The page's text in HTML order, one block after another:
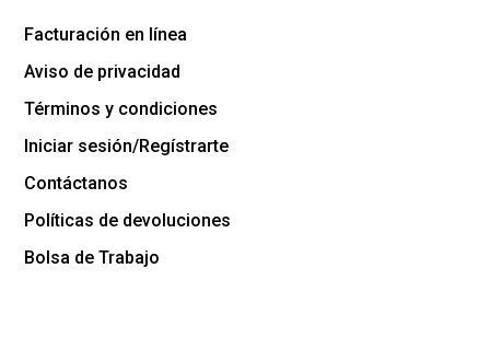
Facturación en línea
Aviso de privacidad
Términos y condiciones
Iniciar sesión/Regístrarte
Contáctanos
Políticas de devoluciones
Bolsa de Trabajo